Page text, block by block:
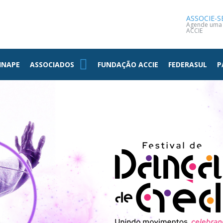
ASSOCIE-
Agende
ACCIE
ASSOCIADOS FUNDAÇÃO ACCIE FEDERASUL